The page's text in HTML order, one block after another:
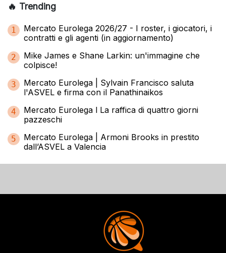
🔥 Trending
1
Mercato Eurolega 2026/27 - I roster, i giocatori, i
contratti e gli agenti (in aggiornamento)
2
Mike James e Shane Larkin: un'immagine che
colpisce!
3
Mercato Eurolega | Sylvain Francisco saluta
l'ASVEL e firma con il Panathinaikos
4
Mercato Eurolega l La raffica di quattro giorni
pazzeschi
5
Mercato Eurolega | Armoni Brooks in prestito
dall’ASVEL a Valencia